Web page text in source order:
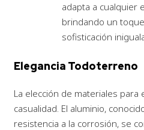
adapta a cualquier
brindando un
sofisticación
Elegancia Todoterreno
La elección de materiales
casualidad. El aluminio,
resistencia a la corrosión, se